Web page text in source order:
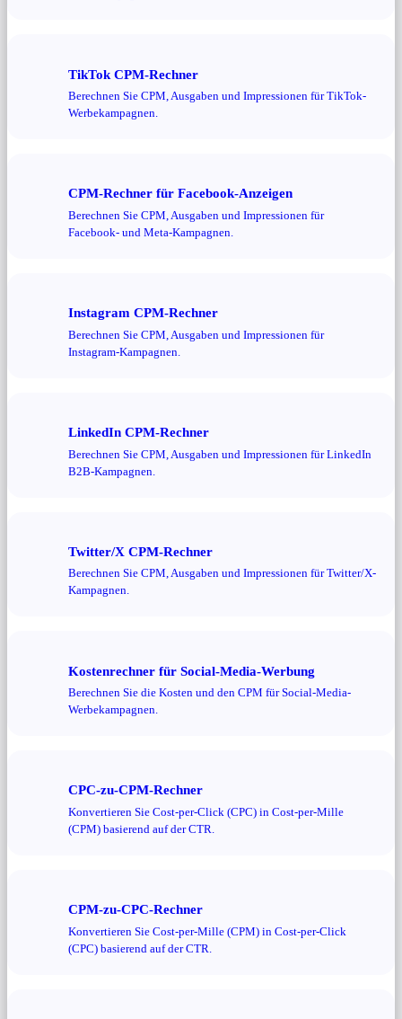
TikTok CPM-Rechner
Berechnen Sie CPM, Ausgaben und Impressionen für TikTok-
Werbekampagnen.
CPM-Rechner für Facebook-Anzeigen
Berechnen Sie CPM, Ausgaben und Impressionen für
Facebook- und Meta-Kampagnen.
Instagram CPM-Rechner
Berechnen Sie CPM, Ausgaben und Impressionen für
Instagram-Kampagnen.
LinkedIn CPM-Rechner
Berechnen Sie CPM, Ausgaben und Impressionen für LinkedIn
B2B-Kampagnen.
Twitter/X CPM-Rechner
Berechnen Sie CPM, Ausgaben und Impressionen für Twitter/X-
Kampagnen.
Kostenrechner für Social-Media-Werbung
Berechnen Sie die Kosten und den CPM für Social-Media-
Werbekampagnen.
CPC-zu-CPM-Rechner
Konvertieren Sie Cost-per-Click (CPC) in Cost-per-Mille
(CPM) basierend auf der CTR.
CPM-zu-CPC-Rechner
Konvertieren Sie Cost-per-Mille (CPM) in Cost-per-Click
(CPC) basierend auf der CTR.